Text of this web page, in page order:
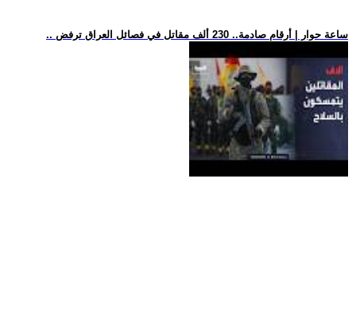
.. ساعة حوار | أرقام صادمة.. 230 ألف مقاتل في فصائل العراق ترفض